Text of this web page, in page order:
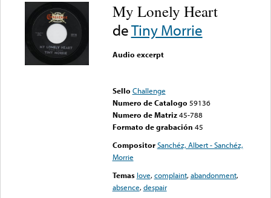
My Lonely Heart
deTiny Morrie
Audio excerpt
Sello Challenge
Numero de Catalogo 59136
Numero de Matriz 45-788
Formato de grabación 45
Compositor Sanchéz, Albert - Sanchéz,
Morrie
Temas love,complaint,abandonment,
absence,despair